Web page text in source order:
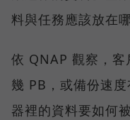
料與任務應該放在哪
依 QNAP 觀察，客
幾 PB，或備份速
器裡的資料要如何